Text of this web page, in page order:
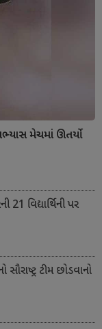
મેચમાં ઊતર્યો
વિદ્યાર્થિની પર
ટીમ છોડવાનો